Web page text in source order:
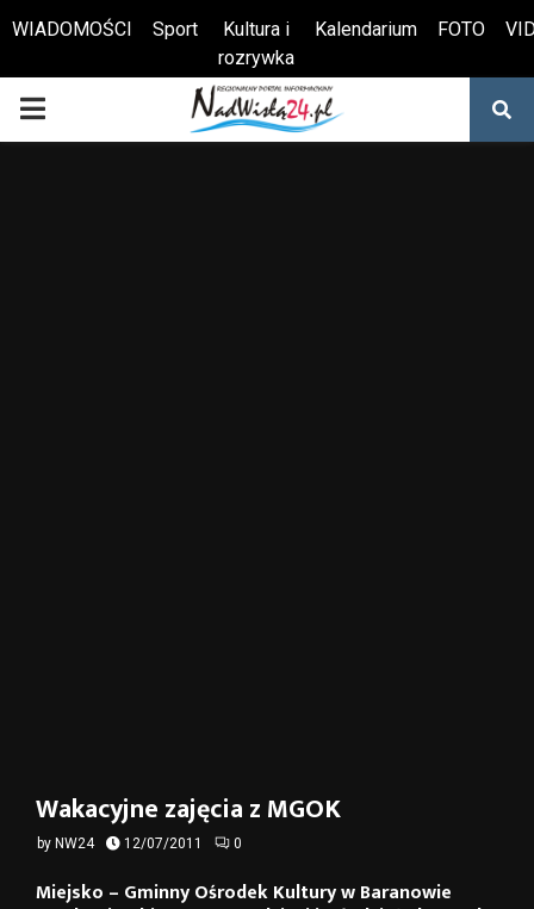
Otwórz pasek narzędzi
WIADOMOŚCI Sport
Kultura i
rozrywka
Kalendarium FOTO
PRIMARY
Wakacyjne zajęcia z MGOK
by NW24 12/07/2011 0
Miejsko – Gminny Ośrodek Kultury w Baranowie